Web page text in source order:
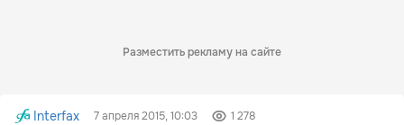
Разместить рекламу на сайте
Interfax 7 апреля 2015, 10:03 1 278